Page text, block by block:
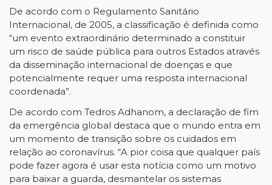
De acordo com o Regulamento Sanitário
Internacional, de 2005, a classificação é definida como
“um evento extraordinário determinado a constituir
um risco de saúde pública para outros Estados através
da disseminação internacional de doenças e que
potencialmente requer uma resposta internacional
coordenada”.
De acordo com Tedros Adhanom, a declaração de fim
da emergência global destaca que o mundo entra em
um momento de transição sobre os cuidados em
relação ao coronavírus. “A pior coisa que qualquer país
pode fazer agora é usar esta notícia como um motivo
para baixar a guarda, desmantelar os sistemas